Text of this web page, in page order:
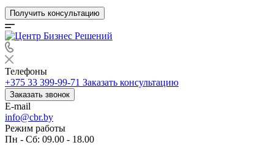
Получить консультацию
Телефоны
+375 33 399-99-71 Заказать консультацию
Заказать звонок
E-mail
info@cbr.by
Режим работы
Пн - Сб: 09.00 - 18.00